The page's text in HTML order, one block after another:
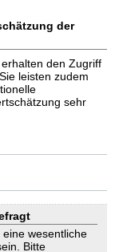
der
den Zugriff
leisten zudem
sehr
wesentliche
Bitte